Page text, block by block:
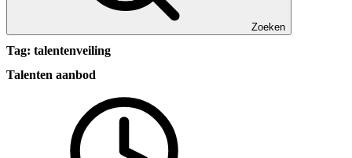
Zoeken
Tag: talentenveiling
Talenten aanbod